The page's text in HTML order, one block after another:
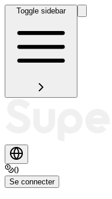
Toggle sidebar
0
Se connecter